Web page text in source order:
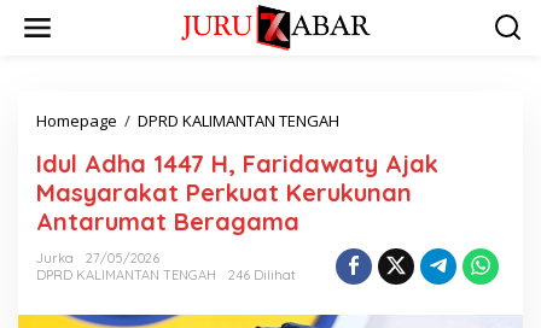
Homepage / DPRD KALIMANTAN TENGAH
Idul Adha 1447 H, Faridawaty Ajak
Masyarakat Perkuat Kerukunan
Antarumat Beragama
Jurka
27/05/2026
DPRD KALIMANTAN TENGAH
246 Dilihat